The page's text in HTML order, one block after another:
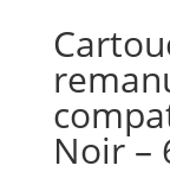
Noir –